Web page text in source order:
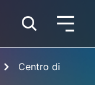
Centro di